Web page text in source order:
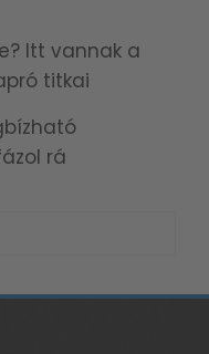
Itt vannak a
titkai
rá